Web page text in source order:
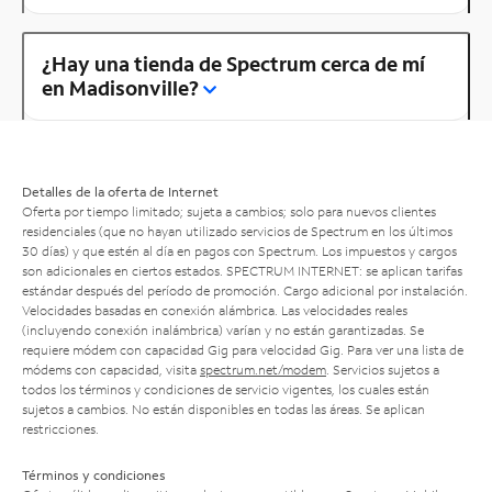
¿Hay una tienda de Spectrum cerca de mí
en Madisonville?
Detalles de la oferta de Internet
Oferta por tiempo limitado; sujeta a cambios; solo para nuevos clientes
residenciales (que no hayan utilizado servicios de Spectrum en los últimos
30 días) y que estén al día en pagos con Spectrum. Los impuestos y cargos
son adicionales en ciertos estados. SPECTRUM INTERNET: se aplican tarifas
estándar después del período de promoción. Cargo adicional por instalación.
Velocidades basadas en conexión alámbrica. Las velocidades reales
(incluyendo conexión inalámbrica) varían y no están garantizadas. Se
requiere módem con capacidad Gig para velocidad Gig. Para ver una lista de
módems con capacidad, visita spectrum.net/modem . Servicios sujetos a
todos los términos y condiciones de servicio vigentes, los cuales están
sujetos a cambios. No están disponibles en todas las áreas. Se aplican
restricciones.
Términos y condiciones